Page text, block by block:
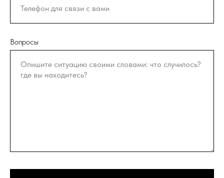
Вопросы